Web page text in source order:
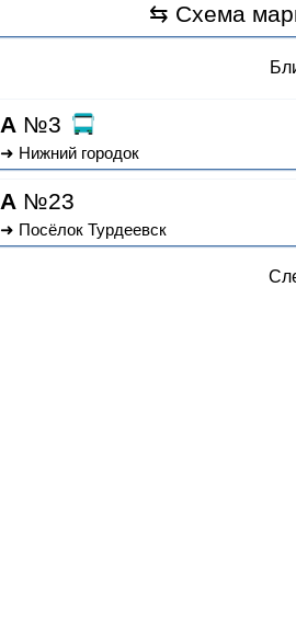
⇆ Схема
A №3
➜ Нижний городок
A №23
➜ Посёлок Турдеевск